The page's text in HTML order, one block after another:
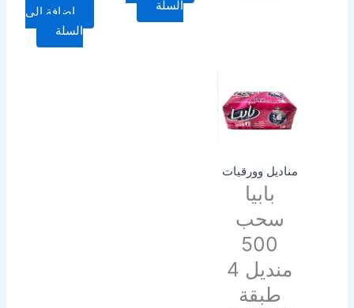
السلة
إضافة إلى
السلة
مناديل وورقيات
بابيا
سحب
500
منديل 4
طبقة